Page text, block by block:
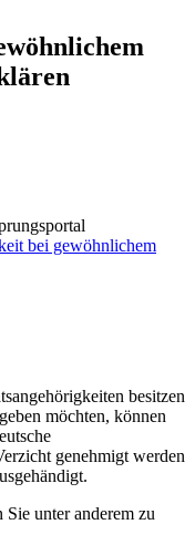
bei gewöhnlichem
besitzen
möchten, können
genehmigt werden
unter anderem zu